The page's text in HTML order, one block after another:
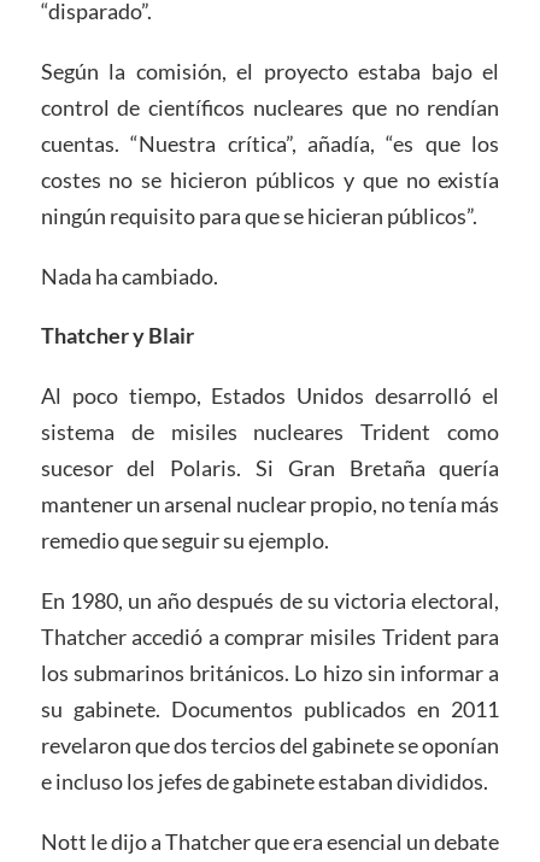
“disparado”.
Según la comisión, el proyecto estaba bajo el
control de científicos nucleares que no rendían
cuentas. “Nuestra crítica”, añadía, “es que los
costes no se hicieron públicos y que no existía
ningún requisito para que se hicieran públicos”.
Nada ha cambiado.
Thatcher y Blair
Al poco tiempo, Estados Unidos desarrolló el
sistema de misiles nucleares Trident como
sucesor del Polaris. Si Gran Bretaña quería
mantener un arsenal nuclear propio, no tenía más
remedio que seguir su ejemplo.
En 1980, un año después de su victoria electoral,
Thatcher accedió a comprar misiles Trident para
los submarinos británicos. Lo hizo sin informar a
su gabinete. Documentos publicados en 2011
revelaron que dos tercios del gabinete se oponían
e incluso los jefes de gabinete estaban divididos.
Nott le dijo a Thatcher que era esencial un debate